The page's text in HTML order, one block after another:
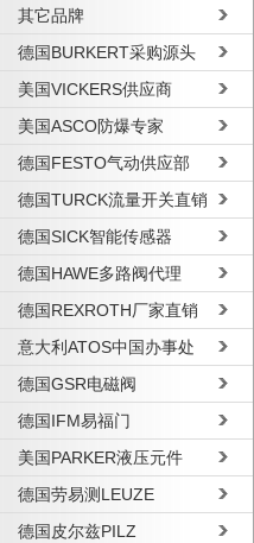
其它品牌
德国BURKERT采购源头
美国VICKERS供应商
美国ASCO防爆专家
德国FESTO气动供应部
德国TURCK流量开关直销
德国SICK智能传感器
德国HAWE多路阀代理
德国REXROTH厂家直销
意大利ATOS中国办事处
德国GSR电磁阀
德国IFM易福门
美国PARKER液压元件
德国劳易测LEUZE
德国皮尔兹PILZ